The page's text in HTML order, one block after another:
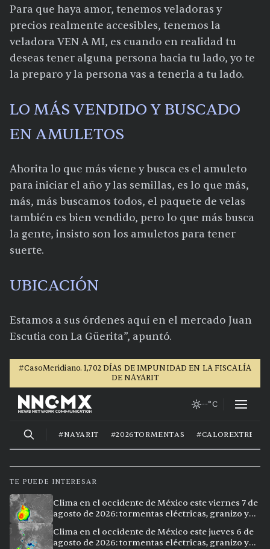
Para que haya amor, tenemos veladoras y
precios realmente accesibles, tenemos la
veladora VEN A MI, es cuando en realidad tu
deseas tener alguna persona hacia tu lado, yo te
la preparo y la persona vas a tenerla a tu lado.
LO MÁS VENDIDO Y BUSCADO
EN AMULETOS
Ahorita lo que más viene y busca es el amuleto
para iniciar el año y las semillas, es lo que más,
más, más buscamos todos, el paquete de velas
también es bien vendido, pero lo que más busca
la gente, insisto son los amuletos para tener
suerte.
UBICACIÓN
Estamos a sus órdenes aquí en el mercado Juan
Escutia con La Güerita”, apuntó.
TE PUEDE INTERESAR
Clima en el occidente de México este viernes 7 de
agosto de 2026: tormentas eléctricas, granizo y
Clima en el occidente de México este jueves 6 de
agosto de 2026: tormentas eléctricas, granizo y